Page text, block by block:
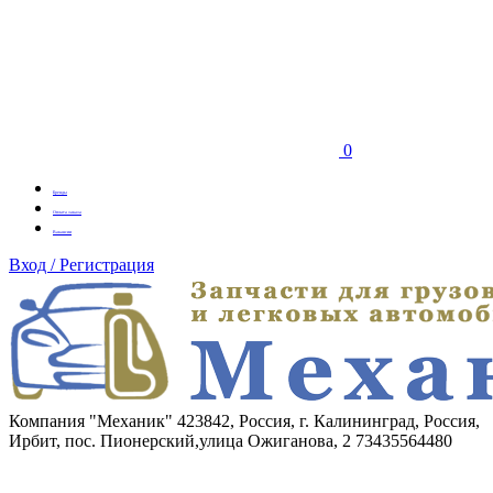
0
Бренды
Оплата заказа
Вакансии
Вход / Регистрация
Компания "Механик" 423842, Россия, г. Калининград, Россия,
Ирбит, пос. Пионерский,улица Ожиганова, 2 73435564480